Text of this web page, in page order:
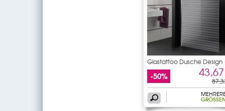
Glastattoo Dusche Design
-50%
GRÖSSEN